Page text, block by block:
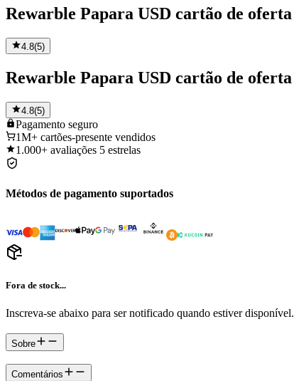
Rewarble Papara USD cartão de oferta
4.8(5)
Rewarble Papara USD cartão de oferta
4.8(5)
Pagamento seguro
1M+ cartões-presente vendidos
1.000+ avaliações 5 estrelas
Métodos de pagamento suportados
Fora de stock...
Inscreva-se abaixo para ser notificado quando estiver disponível.
Sobre
Comentários